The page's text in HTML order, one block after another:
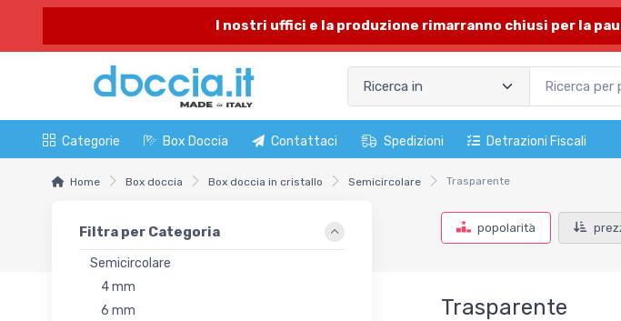
I nostri uffici e la produzione rimarranno chiusi per la
Categorie Box Doccia Contattaci Spedizioni Detrazioni Fiscali
Home Box doccia Box doccia in cristallo Semicircolare Trasparente
Filtra per Categoria
Semicircolare
4 mm
6 mm
popolarità
Trasparente